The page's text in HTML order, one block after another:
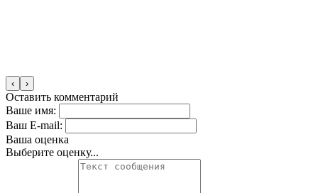
‹ ›
Оставить комментарий
Ваше имя:
Ваш E-mail:
Ваша оценка
Выберите оценку...